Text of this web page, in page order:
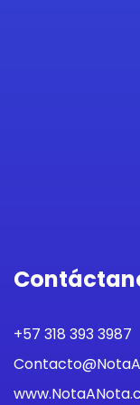
+57 318 393 3987